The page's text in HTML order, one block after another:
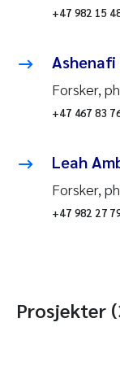
+47 982 15
Ashenafi
Forsker,
+47 467 83
Leah
Forsker,
+47 982 27
Prosjekter